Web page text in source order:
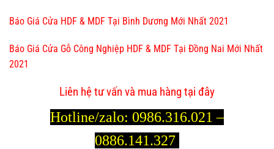
Báo Giá Cửa HDF & MDF Tại Bình Dương Mới Nhất 2021
Báo Giá Cửa Gỗ Công Nghiệp HDF & MDF Tại Đồng Nai Mới Nhất
2021
Liên hệ tư vấn và mua hàng tại đây
Hotline/zalo: 0986.316.021 –
0886.141.327